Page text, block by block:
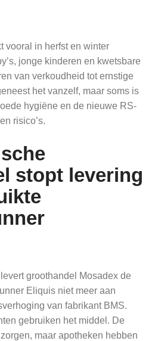
vooral in herfst en winter
jonge kinderen en kwetsbare
van verkoudheid tot ernstige
het vanzelf, maar soms is
hygiëne en de nieuwe RS-
risico’s.
stopt levering
groothandel Mosadex de
Eliquis niet meer aan
van fabrikant BMS.
gebruiken het middel. De
maar apotheken hebben